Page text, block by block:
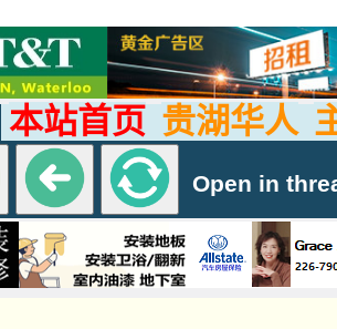
本站首页 贵湖华人
Open in